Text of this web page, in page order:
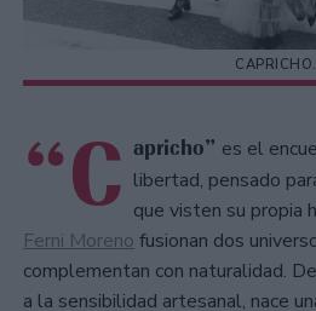
CAPRICHO.
“C apricho” es el
libertad, pensado
que visten su propia
Ferni Moreno fusionan dos
complementan con naturalidad.
a la sensibilidad artesanal, nace